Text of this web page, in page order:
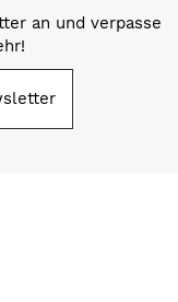
an und verpasse